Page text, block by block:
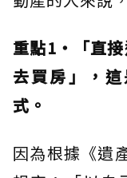
重點1‧「直接
去買房」，
式。
因為根據《遺